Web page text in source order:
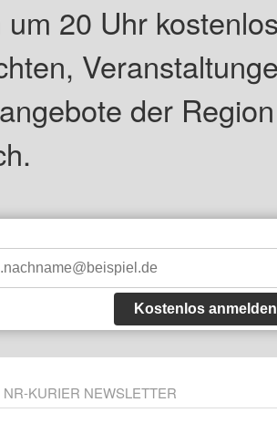
um 20 Uhr
der
Kostenlos anmelden
KURIER NEWSLETTER